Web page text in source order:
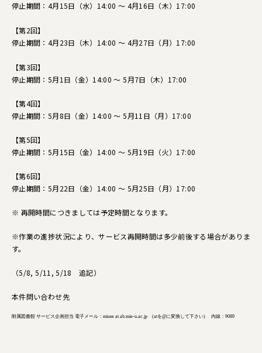
停止期間：4月15日（水）14:00 ～ 4月16日（木）17:00
【第2回】
停止期間：4月23日（木）14:00 ～ 4月27日（月）17:00
【第3回】
停止期間：5月1日（金）14:00 ～ 5月7日（木）17:00
【第4回】
停止期間：5月8日（金）14:00 ～ 5月11日（月）17:00
【第5回】
停止期間：5月15日（金）14:00 ～ 5月19日（火）17:00
【第6回】
停止期間：5月22日（金）14:00 ～ 5月25日（月）17:00
※ 再開時間につきましては予定時間となります。
※作業の進捗状況により、サービス再開時間は多少前後する場合がありま
す。
（5/8, 5/11, 5/18 追記）
本件問い合わせ先
附属図書館 サービス企画担当 電子メール：miuse at ab.mie-u.ac.jp (atを@に変換して下さい) 内線：9089